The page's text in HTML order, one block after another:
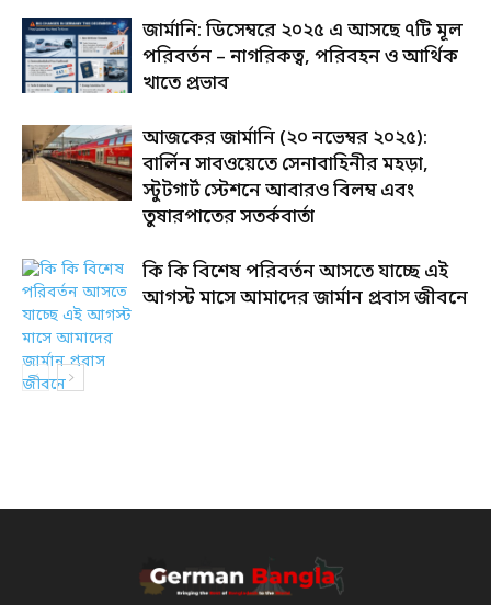
জার্মানি: ডিসেম্বরে ২০২৫ এ আসছে ৭টি মূল
পরিবর্তন – নাগরিকত্ব, পরিবহন ও আর্থিক
খাতে প্রভাব
আজকের জার্মানি (২০ নভেম্বর ২০২৫):
বার্লিন সাবওয়েতে সেনাবাহিনীর মহড়া,
স্টুটগার্ট স্টেশনে আবারও বিলম্ব এবং
তুষারপাতের সতর্কবার্তা
কি কি বিশেষ পরিবর্তন আসতে যাচ্ছে এই
আগস্ট মাসে আমাদের জার্মান প্রবাস জীবনে